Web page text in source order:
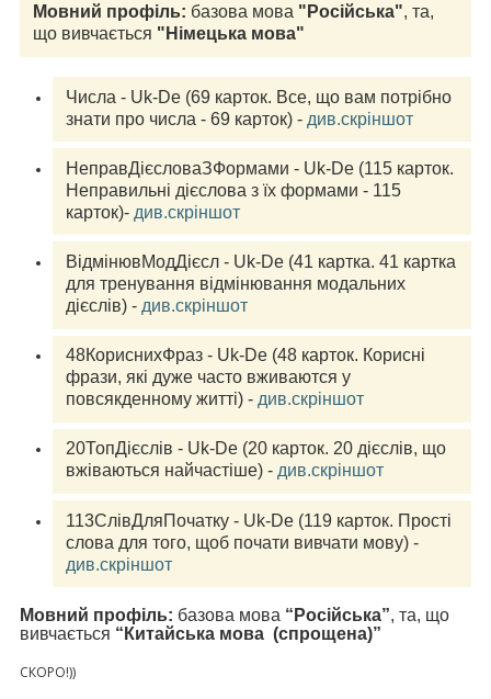
Мовний профіль: базова мова "Російська", та,
що вивчається "Німецька мова"
Числа - Uk-De (69 карток. Все, що вам потрібно
знати про числа - 69 карток) - див.скріншот
НеправДієсловаЗФормами - Uk-De (115 карток.
Неправильні дієслова з їх формами - 115
карток)- див.скріншот
ВідмінювМодДієсл - Uk-De (41 картка. 41 картка
для тренування відмінювання модальних
дієслів) - див.скріншот
48КориснихФраз - Uk-De (48 карток. Корисні
фрази, які дуже часто вживаются у
повсякденному житті) - див.скріншот
20ТопДієслів - Uk-De (20 карток. 20 дієслів, що
вжіваються найчастіше) - див.скріншот
113СлівДляПочатку - Uk-De (119 карток. Прості
див.скріншот
Мовний профіль: базова мова “Російська”, та, що
вивчається “Китайська мова (спрощена)”
СКОРО!))